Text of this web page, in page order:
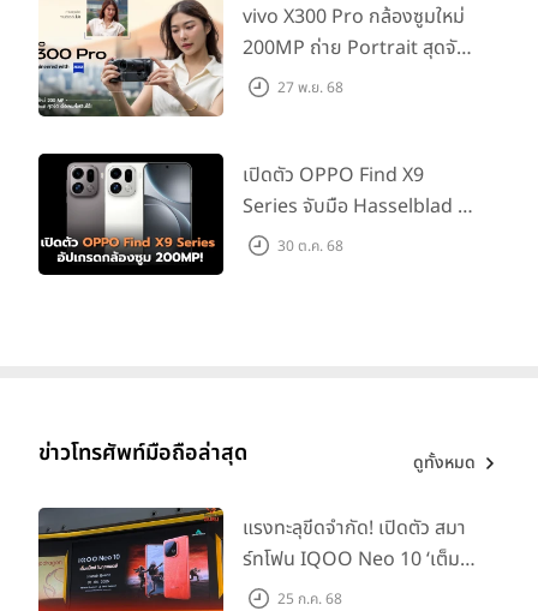
vivo X300 Pro กล้องซูมใหม่
200MP ถ่าย Portrait สุดจัด
ต่อเลนส์เสริมได้!
27 พ.ย. 68
เปิดตัว OPPO Find X9
Series จับมือ Hasselblad อัป
เกรดกล้องซูม 200MP!
30 ต.ค. 68
ข่าวโทรศัพท์มือถือล่าสุด ดูทั้งหมด
แรงทะลุขีดจำกัด! เปิดตัว สมา
ร์ทโฟน IQOO Neo 10 ‘เต็ม
แม็กซ์ในทุกแมตช์’ ในราคาเริ่ม
25 ก.ค. 68